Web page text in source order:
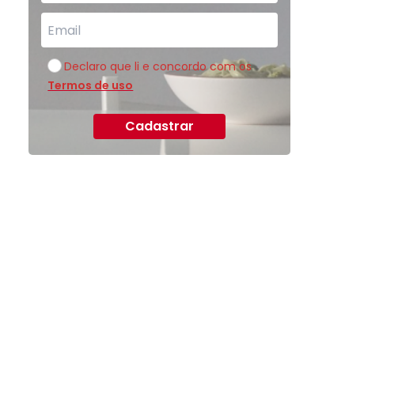
Declaro que li e concordo com os
Termos de uso
Cadastrar